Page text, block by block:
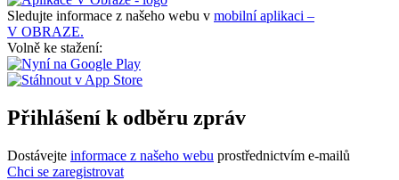
Sledujte informace z našeho webu v mobilní aplikaci –
V OBRAZE.
Volně ke stažení:
Přihlášení k odběru zpráv
Dostávejte informace z našeho webu prostřednictvím e-mailů
Chci se zaregistrovat